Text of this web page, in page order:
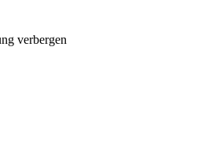
verbergen